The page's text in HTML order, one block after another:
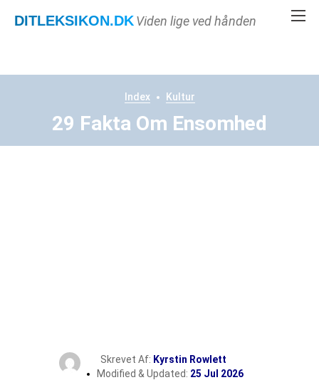
DITLEKSIKON.DKViden lige ved hånden
Index Kultur
29 Fakta Om Ensomhed
Skrevet Af: Kyrstin Rowlett
Modified & Updated: 25 Jul 2026